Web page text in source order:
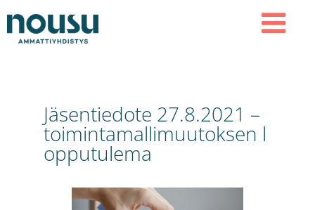
Hyppää
ensisijaiseen
Hyppää
pääsisältöön
Hyppää
alatunnisteeseen
Jäsentiedote 27.8.2021 –
toimintamallimuutoksen l
opputulema